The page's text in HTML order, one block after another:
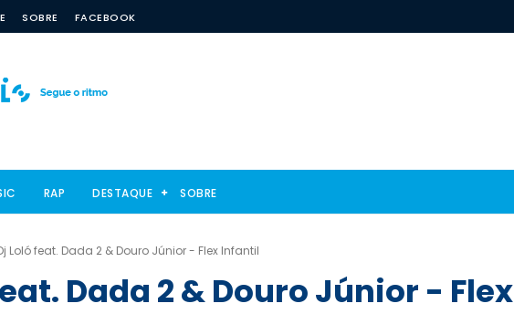
SOBRE FACEBOOK
RAP DESTAQUE SOBRE
Loló feat. Dada 2 & Douro Júnior - Flex Infantil
Dada 2 & Douro Júnior - Flex